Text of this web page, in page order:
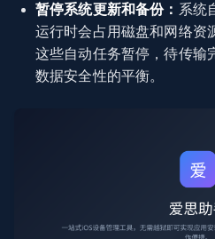
暂停系统更新和备份： 系统
运行时会占用磁盘和网络资
这些自动任务暂停，待传输
数据安全性的平衡。